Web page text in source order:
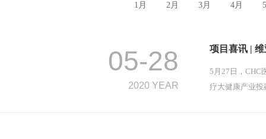
1月 2月 3月 4月
05-28
2020 YEAR
项目喜讯 |
5月27日，CHC
疗大健康产业